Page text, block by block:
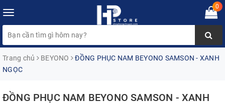
Toggle
navigation
0
Trang chủ BEYONO
ĐỒNG PHỤC NAM BEYONO SAMSON - XANH
NGỌC
ĐỒNG PHỤC NAM BEYONO SAMSON - XANH